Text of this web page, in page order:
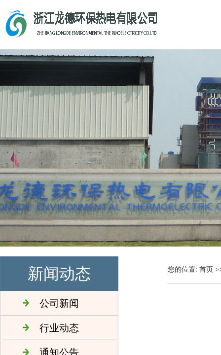
新闻动态
公司新闻
行业动态
通知公告
您的位置: 首页